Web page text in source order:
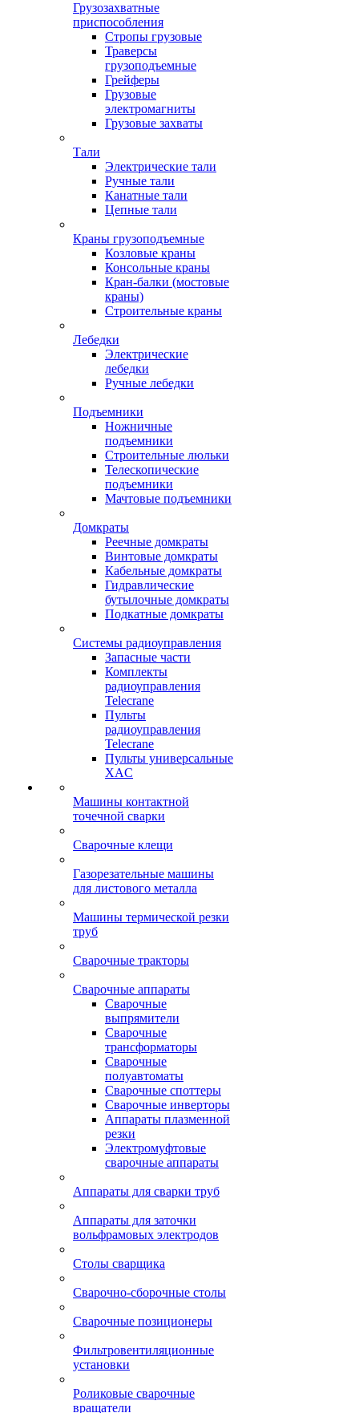
Грузозахватные
приспособления
Стропы грузовые
Траверсы
грузоподъемные
Грейферы
Грузовые
электромагниты
Грузовые захваты
Тали
Электрические тали
Ручные тали
Канатные тали
Цепные тали
Краны грузоподъемные
Козловые краны
Консольные краны
Кран-балки (мостовые
краны)
Строительные краны
Лебедки
Электрические
лебедки
Ручные лебедки
Подъемники
Ножничные
подъемники
Строительные люльки
Телескопические
подъемники
Мачтовые подъемники
Домкраты
Реечные домкраты
Винтовые домкраты
Кабельные домкраты
Гидравлические
бутылочные домкраты
Подкатные домкраты
Системы радиоуправления
Запасные части
Комплекты
радиоуправления
Telecrane
Пульты
радиоуправления
Telecrane
Пульты универсальные
XAC
Машины контактной
точечной сварки
Сварочные клещи
Газорезательные машины
для листового металла
Машины термической резки
труб
Сварочные тракторы
Сварочные аппараты
Сварочные
выпрямители
Сварочные
трансформаторы
Сварочные
полуавтоматы
Сварочные споттеры
Сварочные инверторы
Аппараты плазменной
резки
Электромуфтовые
сварочные аппараты
Аппараты для сварки труб
Аппараты для заточки
вольфрамовых электродов
Столы сварщика
Сварочно-сборочные столы
Сварочные позиционеры
Фильтровентиляционные
установки
Роликовые сварочные
вращатели